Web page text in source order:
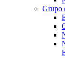
Grupo